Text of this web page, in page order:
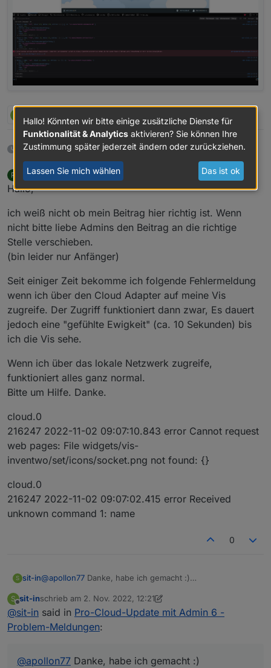
12 Tagen später
P
Offline
peterredl schrieb am2. Nov. 2022, 08:23
zuletzt editiert von
Hallo,
ich weiß nicht ob mein Beitrag hier richtig ist. Wenn
nicht bitte liebe Admins den Beitrag an die richtige
Stelle verschieben.
(bin leider nur Anfänger)
Seit einiger Zeit bekomme ich folgende Fehlermeldung
wenn ich über den Cloud Adapter auf meine Vis
zugreife. Der Zugriff funktioniert dann zwar, Es dauert
jedoch eine "gefühlte Ewigkeit" (ca. 10 Sekunden) bis
ich die Vis sehe.
Wenn ich über das lokale Netzwerk zugreife,
funktioniert alles ganz normal.
Bitte um Hilfe. Danke.
cloud.0
216247 2022-11-02 09:07:10.843 error Cannot request
web pages: File widgets/vis-
inventwo/set/icons/socket.png not found: {}
cloud.0
216247 2022-11-02 09:07:02.415 error Received
unknown command 1: name
0
S sit-in@apollon77 Danke, habe ich gemacht :)
sue-1417726679
S
Offline
sit-inschrieb am 2. Nov. 2022, 12:21
zuletzt editiert von sit-in11. Feb. 2022, 13:22
@sit-in said in Pro-Cloud-Update mit Admin 6 -
Problem-Meldungen:
@apollon77 Danke, habe ich gemacht :)
Hallo! Könnten wir bitte einige zusätzliche Dienste für
Funktionalität & Analytics aktivieren? Sie können Ihre
Zustimmung später jederzeit ändern oder zurückziehen.
Lassen Sie mich wählen Das ist ok